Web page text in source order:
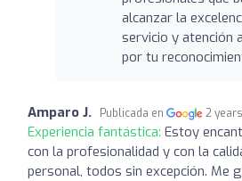
alcanzar la
servicio y atención
por tu
Amparo J. Publicada en 2
Experiencia fantástica: Estoy
con la profesionalidad y con la
personal, todos sin excepción. Me